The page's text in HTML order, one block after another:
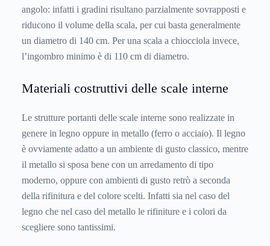
angolo: infatti i gradini risultano parzialmente sovrapposti e
riducono il volume della scala, per cui basta generalmente
un diametro di 140 cm. Per una scala a chiocciola invece,
l’ingombro minimo è di 110 cm di diametro.
Materiali costruttivi delle scale interne
Le strutture portanti delle scale interne sono realizzate in
genere in legno oppure in metallo (ferro o acciaio). Il legno
è ovviamente adatto a un ambiente di gusto classico, mentre
il metallo si sposa bene con un arredamento di tipo
moderno, oppure con ambienti di gusto retrò a seconda
della rifinitura e del colore scelti. Infatti sia nel caso del
legno che nel caso del metallo le rifiniture e i colori da
scegliere sono tantissimi.